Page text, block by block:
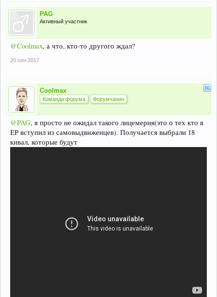
PAG
Активный участник
@Coolmax, а что, кто-то другого ждал?
20 сен 2017
Coolmax
Команда форума Форумчанин
@PAG, я просто не ожидал такого лицемерия(это о тех кто в
ЕР вступил из самовыдвиженцев). Получается выбрали 18
кивал, которые будут